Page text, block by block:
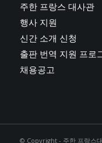
주한 프랑스 대사관
행사 지원
신간 소개 신청
출판 번역 지원 프로
채용공고
© Copyright - 주한 프랑스